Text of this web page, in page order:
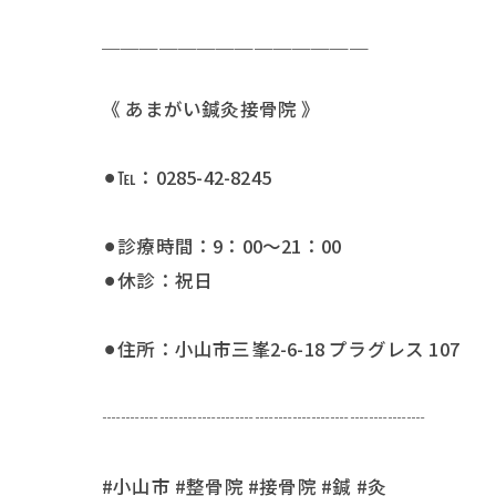
《 あまがい鍼灸接骨院 》
⚫︎℡：0285-42-8245
⚫︎診療時間：9：00〜21：00
⚫︎休診：祝日
⚫︎住所：小山市三峯2-6-18 プラグレス 107
┈┈┈┈┈┈┈┈┈┈┈┈┈┈┈┈┈
#小山市 #整骨院 #接骨院 #鍼 #灸